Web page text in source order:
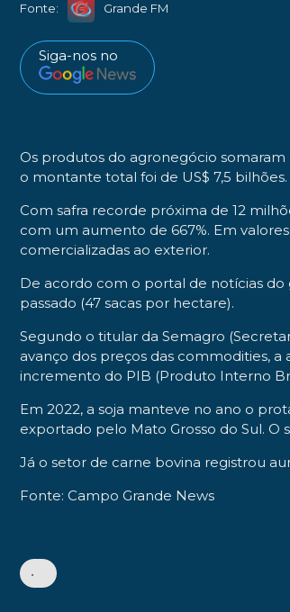
Fonte: Grande FM
Siga-nos no
Os produtos do agronegócio
o montante total foi de US$ 7,5
Com safra recorde próxima de 12
com um aumento de 667%. Em
comercializadas ao exterior.
De acordo com o portal de notícias
passado (47 sacas por hectare).
Segundo o titular da Semagro
avanço dos preços das commodities,
incremento do PIB (Produto Interno
Em 2022, a soja manteve no ano o
exportado pelo Mato Grosso do Sul. O
Já o setor de carne bovina registrou
Fonte: Campo Grande News
•